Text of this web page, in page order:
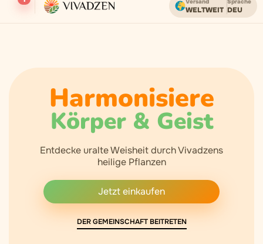
Kostenloser Versand ab einem Bestellwert von USD.
WELTWEIT DEU
Harmonisiere
Körper & Geist
Entdecke uralte Weisheit durch Vivadzens
heilige Pflanzen
Jetzt einkaufen
DER GEMEINSCHAFT BEITRETEN